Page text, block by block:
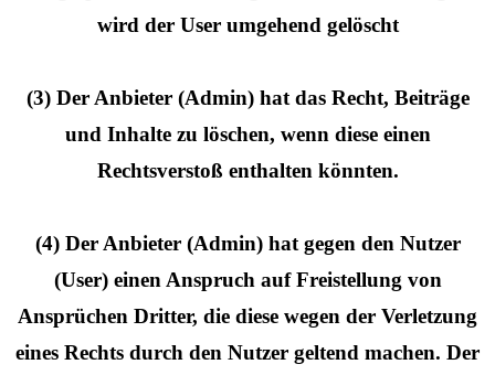
wird der User umgehend gelöscht
(3) Der Anbieter (Admin) hat das Recht, Beiträge
und Inhalte zu löschen, wenn diese einen
Rechtsverstoß enthalten könnten.
(4) Der Anbieter (Admin) hat gegen den Nutzer
(User) einen Anspruch auf Freistellung von
Ansprüchen Dritter, die diese wegen der Verletzung
eines Rechts durch den Nutzer geltend machen. Der